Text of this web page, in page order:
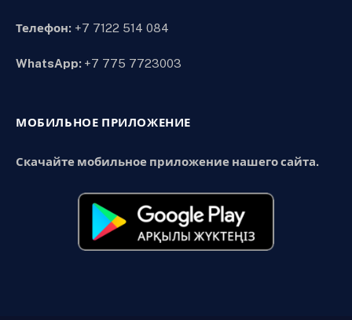
Телефон: +7 7122 514 084
WhatsApp: +7 775 7723003
МОБИЛЬНОЕ ПРИЛОЖЕНИЕ
Скачайте мобильное приложение нашего сайта.